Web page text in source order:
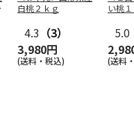
白桃２ｋｇ
4.3 （3）
3,980円
(送料・税込)
い桃
5.0
(送料